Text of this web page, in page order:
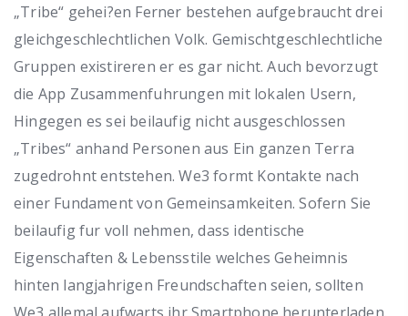
„Tribe“ gehei?en Ferner bestehen aufgebraucht drei
gleichgeschlechtlichen Volk. Gemischtgeschlechtliche
Gruppen existireren er es gar nicht. Auch bevorzugt
die App Zusammenfuhrungen mit lokalen Usern,
Hingegen es sei beilaufig nicht ausgeschlossen
„Tribes“ anhand Personen aus Ein ganzen Terra
zugedrohnt entstehen. We3 formt Kontakte nach
einer Fundament von Gemeinsamkeiten. Sofern Sie
beilaufig fur voll nehmen, dass identische
Eigenschaften & Lebensstile welches Geheimnis
hinten langjahrigen Freundschaften seien, sollten